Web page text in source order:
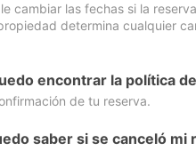
cambiar las fechas si la
determina cualquier
encontrar la política
de tu reserva.
saber si se canceló mi